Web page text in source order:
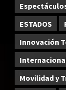
ESTADOS
Innovación
Movilidad y